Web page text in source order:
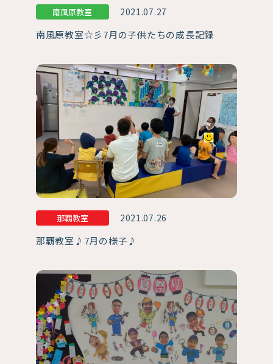
南風原教室 2021.07.27
南風原教室☆彡7月の子供たちの成長記録
那覇教室 2021.07.26
那覇教室♪7月の様子♪